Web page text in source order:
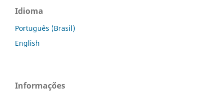
Idioma
Português (Brasil)
English
Informações